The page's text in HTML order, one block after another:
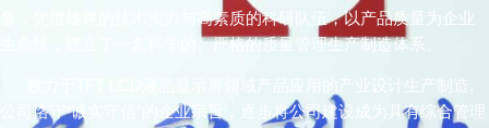
备，凭借雄厚的技术实力与高素质的科研队伍，以产品质量为企业
生命线，建立了一套科学的、严格的质量管理生产制造体系。
致力于TFT LCD液晶显示屏领域产品应用的产业设计生产制造,
公司恪守“诚实守信”的企业宗旨，逐步将公司建设成为具有综合管理